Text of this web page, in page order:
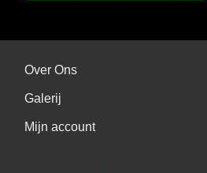
Over Ons
Galerij
Mijn account